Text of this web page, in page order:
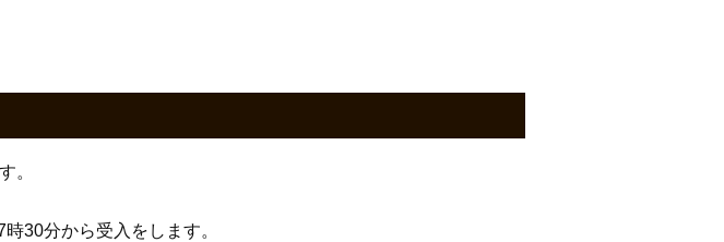
。
30分から受入をします。